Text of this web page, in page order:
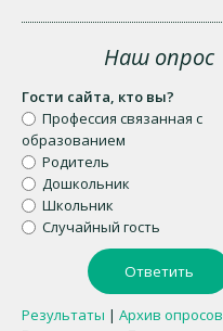
Наш опрос
Гости сайта, кто вы?
Профессия связанная с
образованием
Родитель
Дошкольник
Школьник
Случайный гость
Результаты |Архив опросов